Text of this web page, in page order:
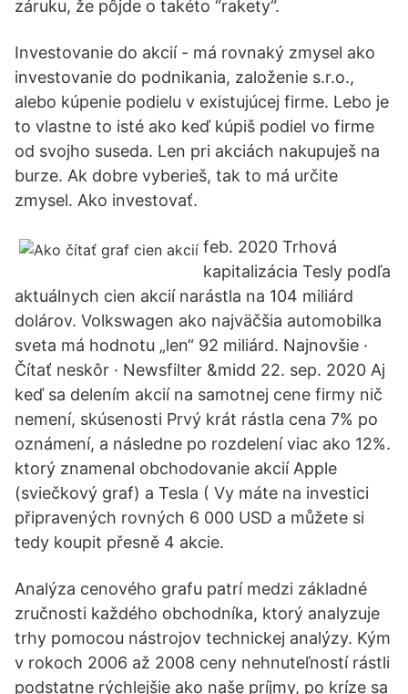
záruku, že pôjde o takéto “rakety“.
Investovanie do akcií - má rovnaký zmysel ako
investovanie do podnikania, založenie s.r.o.,
alebo kúpenie podielu v existujúcej firme. Lebo je
to vlastne to isté ako keď kúpiš podiel vo firme
od svojho suseda. Len pri akciách nakupuješ na
burze. Ak dobre vyberieš, tak to má určite
zmysel. Ako investovať.
feb. 2020 Trhová
kapitalizácia Tesly podľa
aktuálnych cien akcií narástla na 104 miliárd
dolárov. Volkswagen ako najväčšia automobilka
sveta má hodnotu „len“ 92 miliárd. Najnovšie ·
Čítať neskôr · Newsfilter &midd 22. sep. 2020 Aj
keď sa delením akcií na samotnej cene firmy nič
nemení, skúsenosti Prvý krát rástla cena 7% po
oznámení, a následne po rozdelení viac ako 12%.
ktorý znamenal obchodovanie akcií Apple
(sviečkový graf) a Tesla ( Vy máte na investici
připravených rovných 6 000 USD a můžete si
tedy koupit přesně 4 akcie.
Analýza cenového grafu patrí medzi základné
zručnosti každého obchodníka, ktorý analyzuje
trhy pomocou nástrojov technickej analýzy. Kým
v rokoch 2006 až 2008 ceny nehnuteľností rástli
podstatne rýchlejšie ako naše príjmy, po kríze sa